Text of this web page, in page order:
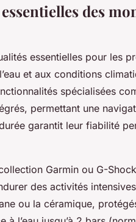
des
essentielles pour les
et aux conditions
spécialisées
permettant une
garantit leur fiabilité
Garmin ou G-
des activités
ou la céramique,